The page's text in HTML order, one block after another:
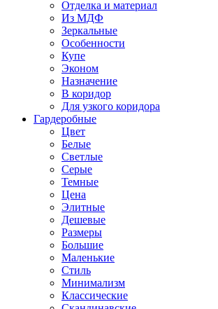
Отделка и материал
Из МДФ
Зеркальные
Особенности
Купе
Эконом
Назначение
В коридор
Для узкого коридора
Гардеробные
Цвет
Белые
Светлые
Серые
Темные
Цена
Элитные
Дешевые
Размеры
Большие
Маленькие
Стиль
Минимализм
Классические